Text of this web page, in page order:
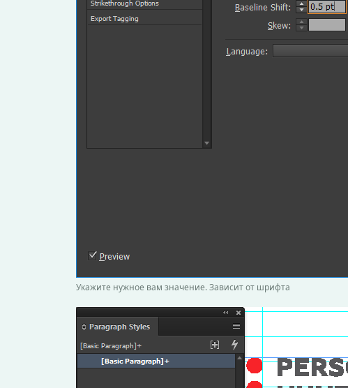
Укажите нужное вам значение. Зависит от шрифта